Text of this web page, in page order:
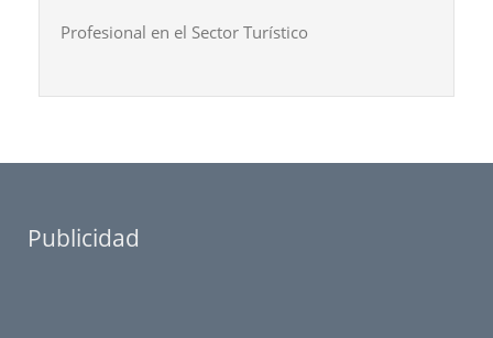
Profesional en el Sector Turístico
Publicidad